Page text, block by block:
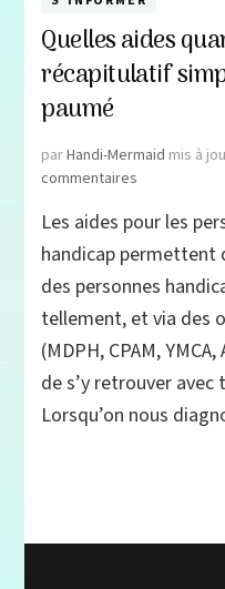
Quelles aides
récapitulatif
paumé
parHandi-Mermaid mis à
commentaires
aides
quand
est
handicapé,
récapitulatif
simple
quand
on
Les aides pour les
handicap permettent
des personnes
tellement, et via des
(MDPH, CPAM,
de s’y retrouver avec
Lorsqu’on nous